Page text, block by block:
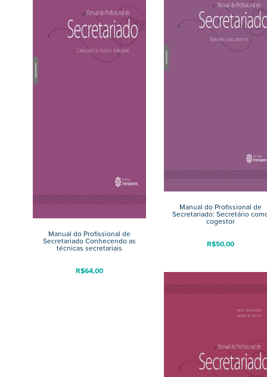
Manual do Profissional de
Secretariado Conhecendo as
técnicas secretariais
R$64,00
Manual do Profissional de
Secretariado: Secretário
cogestor
R$50,00